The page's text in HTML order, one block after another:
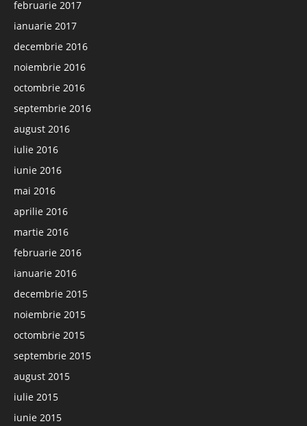
februarie 2017
ianuarie 2017
decembrie 2016
noiembrie 2016
octombrie 2016
septembrie 2016
august 2016
iulie 2016
iunie 2016
mai 2016
aprilie 2016
martie 2016
februarie 2016
ianuarie 2016
decembrie 2015
noiembrie 2015
octombrie 2015
septembrie 2015
august 2015
iulie 2015
iunie 2015